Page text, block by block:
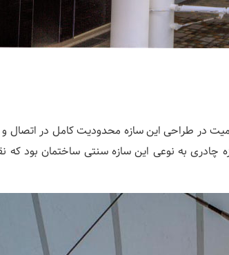
کشیده شده است. کته حائز اهمیت در طراحی این سازه محدودیت
به نوعی این سازه سنتی ساختمان بود که